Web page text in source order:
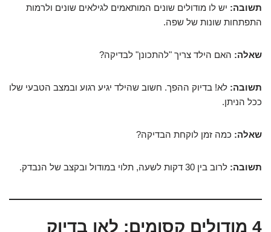
תשובה: יש לו מודולים שונים המותאמים לגילאים שונים ולרמות
התפתחות שונות של שפה.
שאלה: האם הילד צריך "להתכונן" לבדיקה?
תשובה: לא! בדיוק ההפך. חשוב שהילד יגיע רגוע ובמצב הטבעי שלו
ככל הניתן.
שאלה: כמה זמן לוקחת הבדיקה?
תשובה: לרוב בין 30 דקות לשעה, תלוי במודול ובקצב של הנבדק.
4 מודולים קסומים: לאן בדיוק